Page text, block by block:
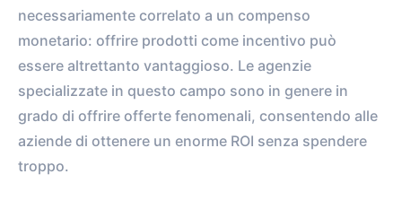
necessariamente correlato a un compenso
monetario: offrire prodotti come incentivo può
essere altrettanto vantaggioso. Le agenzie
specializzate in questo campo sono in genere in
grado di offrire offerte fenomenali, consentendo alle
aziende di ottenere un enorme ROI senza spendere
troppo.